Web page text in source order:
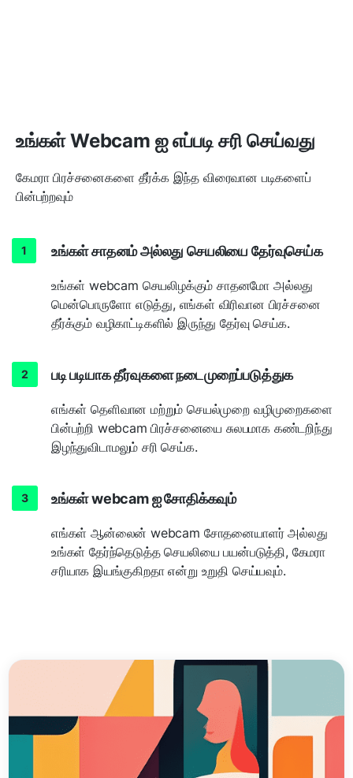
உங்கள் Webcam ஐ எப்படி சரி செய்வது
கேமரா பிரச்சனைகளை தீர்க்க இந்த விரைவான படிகளைப்
பின்பற்றவும்
உங்கள் சாதனம் அல்லது செயலியை தேர்வுசெய்க
உங்கள் webcam செயலிழக்கும் சாதனமோ அல்லது
மென்பொருளோ எடுத்து, எங்கள் விரிவான பிரச்சனை
தீர்க்கும் வழிகாட்டிகளில் இருந்து தேர்வு செய்க.
படி படியாக தீர்வுகளை நடைமுறைப்படுத்துக
எங்கள் தெளிவான மற்றும் செயல்முறை வழிமுறைகளை
பின்பற்றி webcam பிரச்சனையை சுலபமாக கண்டறிந்து
இழந்துவிடாமலும் சரி செய்க.
உங்கள் webcam ஐ சோதிக்கவும்
எங்கள் ஆன்லைன் webcam சோதனையாளர் அல்லது
உங்கள் தேர்ந்தெடுத்த செயலியை பயன்படுத்தி, கேமரா
சரியாக இயங்குகிறதா என்று உறுதி செய்யவும்.